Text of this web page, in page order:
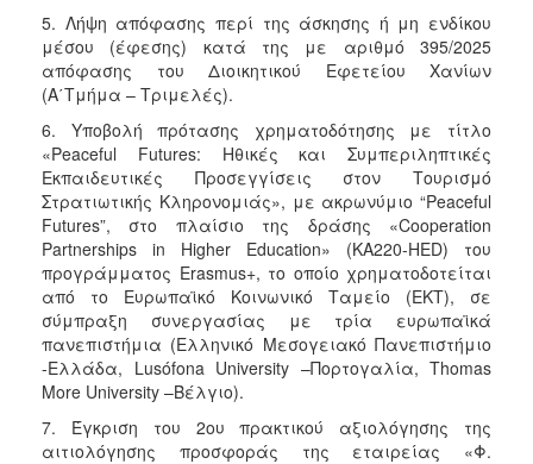
5. Λήψη απόφασης περί της άσκησης ή μη ενδίκου
μέσου (έφεσης) κατά της με αριθμό 395/2025
απόφασης του Διοικητικού Εφετείου Χανίων
(Α΄Τμήμα – Τριμελές).
6. Υποβολή πρότασης χρηματοδότησης με τίτλο
«Peaceful Futures: Ηθικές και Συμπεριληπτικές
Εκπαιδευτικές Προσεγγίσεις στον Τουρισμό
Στρατιωτικής Κληρονομιάς», με ακρωνύμιο “Peaceful
Futures”, στο πλαίσιο της δράσης «Cooperation
Partnerships in Higher Education» (KA220-HED) του
προγράμματος Erasmus+, το οποίο χρηματοδοτείται
από το Ευρωπαϊκό Κοινωνικό Ταμείο (ΕΚΤ), σε
σύμπραξη συνεργασίας με τρία ευρωπαϊκά
πανεπιστήμια (Ελληνικό Μεσογειακό Πανεπιστήμιο
-Ελλάδα, Lusófona University –Πορτογαλία, Thomas
More University –Βέλγιο).
7. Έγκριση του 2ου πρακτικού αξιολόγησης της
αιτιολόγησης προσφοράς της εταιρείας «Φ.